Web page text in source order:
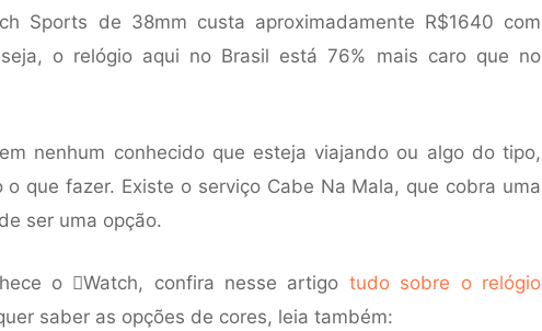
Sports de 38mm custa aproximadamente R$1640 com
o relógio aqui no Brasil está 76% mais caro que no
nenhum conhecido que esteja viajando ou algo do tipo,
que fazer. Existe o serviço Cabe Na Mala, que cobra uma
ser uma opção.
o Watch, confira nesse artigo tudo sobre o relógio
saber as opções de cores, leia também: